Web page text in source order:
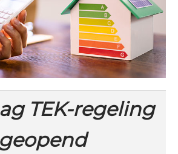
TEK-regeling
geopend